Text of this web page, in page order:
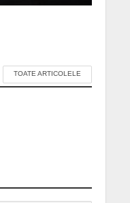
TOATE ARTICOLELE